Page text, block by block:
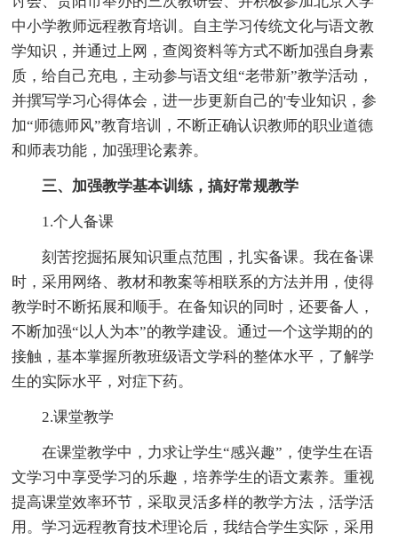
中小学教师远程教育培训。自主学习传统文化与语文教
学知识，并通过上网，查阅资料等方式不断加强自身素
质，给自己充电，主动参与语文组“老带新”教学活动，
并撰写学习心得体会，进一步更新自己的'专业知识，参
加“师德师风”教育培训，不断正确认识教师的职业道德
和师表功能，加强理论素养。
三、加强教学基本训练，搞好常规教学
1.个人备课
刻苦挖掘拓展知识重点范围，扎实备课。我在备课
时，采用网络、教材和教案等相联系的方法并用，使得
教学时不断拓展和顺手。在备知识的同时，还要备人，
不断加强“以人为本”的教学建设。通过一个这学期的的
接触，基本掌握所教班级语文学科的整体水平，了解学
生的实际水平，对症下药。
2.课堂教学
在课堂教学中，力求让学生“感兴趣”，使学生在语
文学习中享受学习的乐趣，培养学生的语文素养。重视
提高课堂效率环节，采取灵活多样的教学方法，活学活
用。学习远程教育技术理论后，我结合学生实际，采用